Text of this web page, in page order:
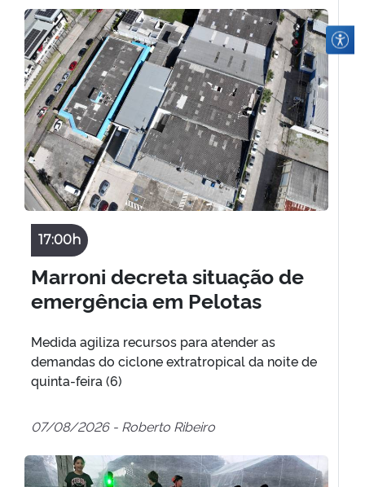
17:00h
Marroni decreta situação de
emergência em Pelotas
Medida agiliza recursos para atender as
demandas do ciclone extratropical da noite de
quinta-feira (6)
07/08/2026 - Roberto Ribeiro